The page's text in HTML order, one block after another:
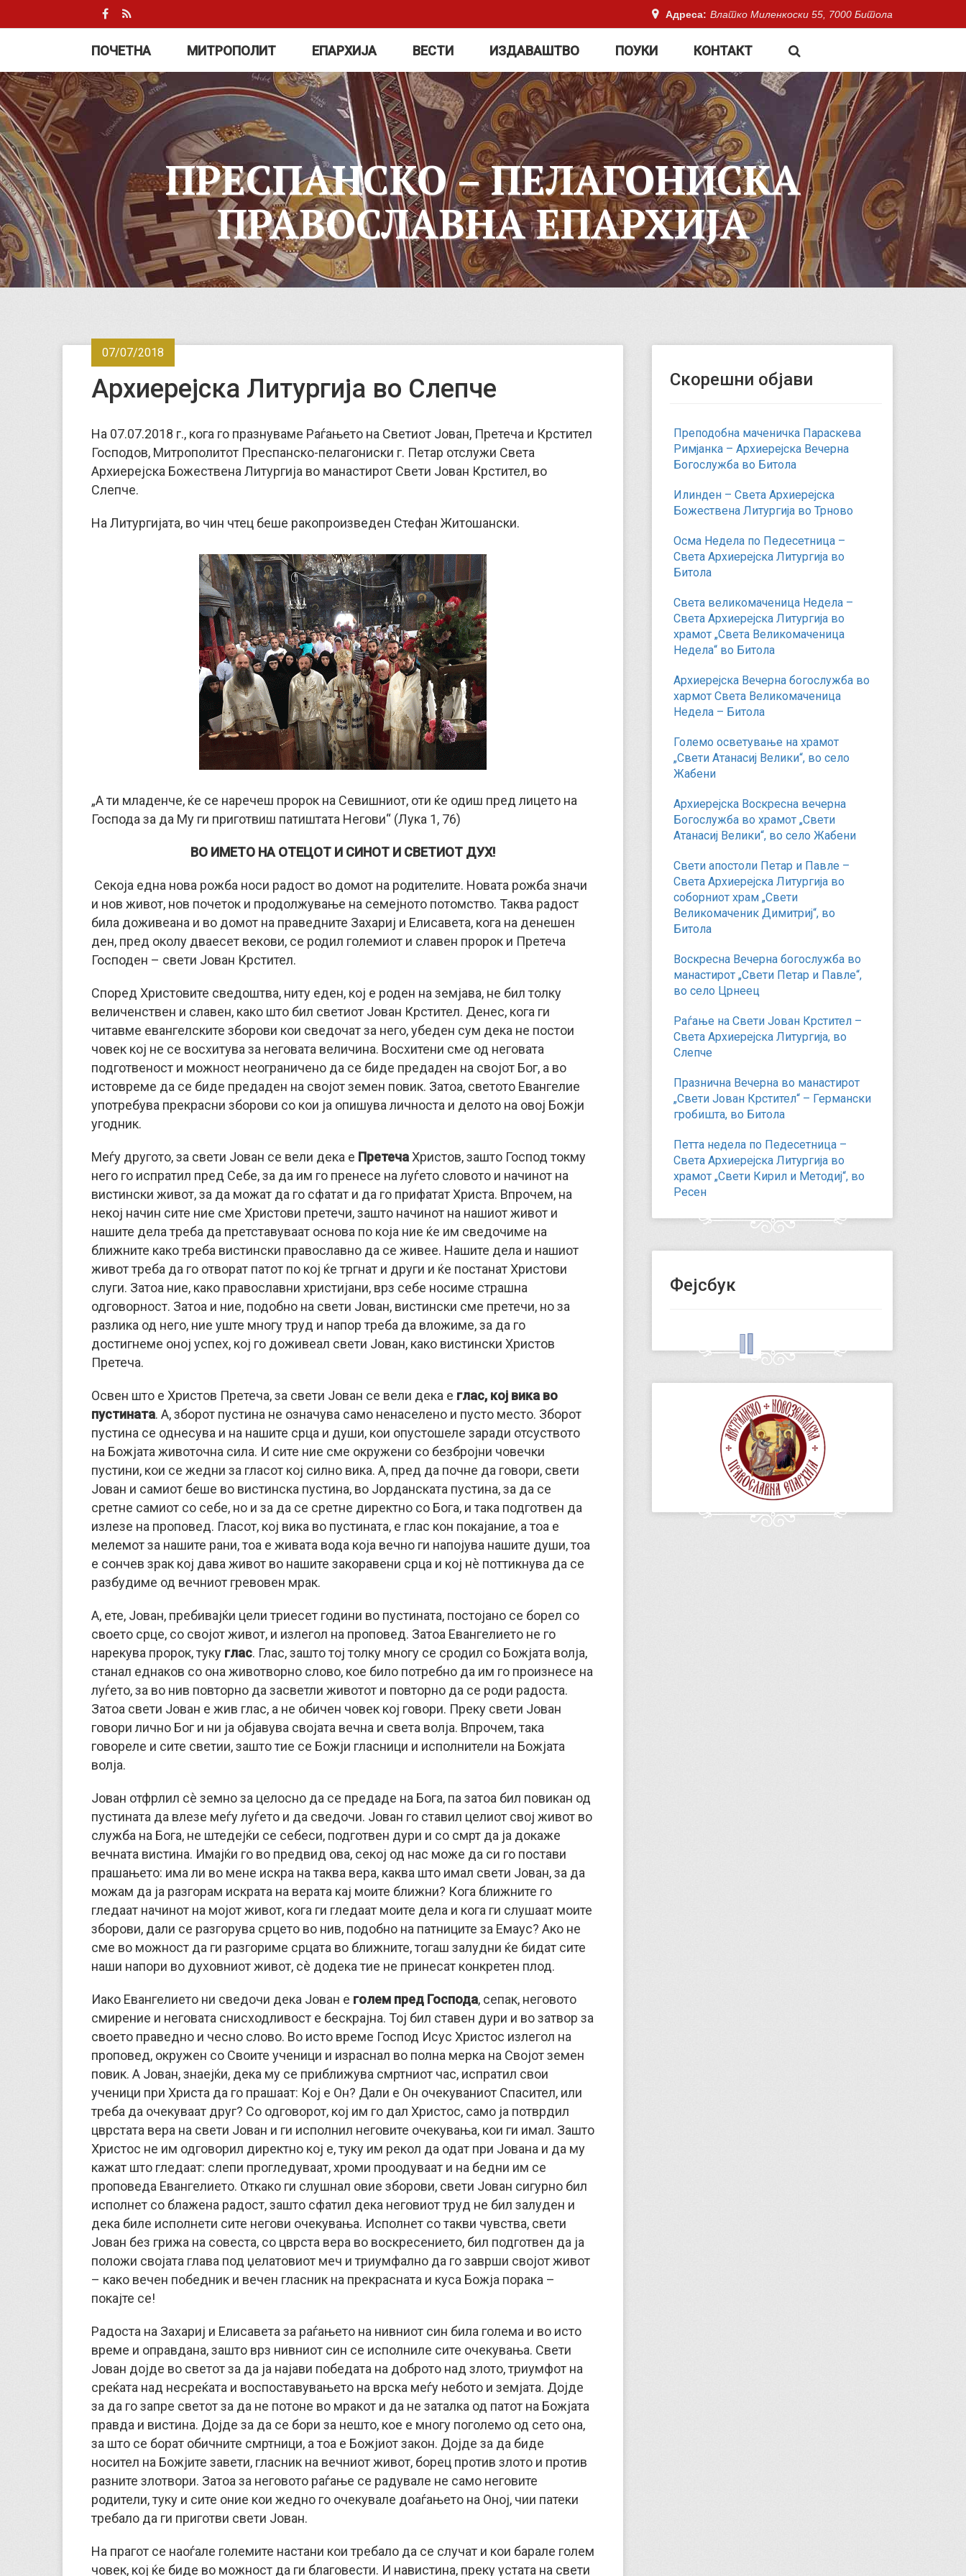
Адреса: Влатко Миленкоски 55, 7000 Битола
ПОЧЕТНА МИТРОПОЛИТ ЕПАРХИЈА ВЕСТИ ИЗДАВАШТВО ПОУКИ КОНТАКТ
ПРЕСПАНСКО – ПЕЛАГОНИСКА
ПРАВОСЛАВНА ЕПАРХИЈА
07/07/2018
Архиерејска Литургија во Слепче
На 07.07.2018 г., кога го празнуваме Раѓањето на Светиот Јован, Претеча и Крстител
Господов, Митрополитот Преспанско-пелагониски г. Петар отслужи Света
Архиерејска Божествена Литургија во манастирот Свети Јован Крстител, во
Слепче.
На Литургијата, во чин чтец беше ракопроизведен Стефан Житошански.
„А ти младенче, ќе се наречеш пророк на Севишниот, оти ќе одиш пред лицето на
Господа за да Му ги приготвиш патиштата Негови“ (Лука 1, 76)
ВО ИМЕТО НА ОТЕЦОТ И СИНОТ И СВЕТИОТ ДУХ!
Секоја една нова рожба носи радост во домот на родителите. Новата рожба значи
и нов живот, нов почеток и продолжување на семејното потомство. Таква радост
била доживеана и во домот на праведните Захариј и Елисавета, кога на денешен
ден, пред околу дваесет векови, се родил големиот и славен пророк и Претеча
Господен – свети Јован Крстител.
Според Христовите сведоштва, ниту еден, кој е роден на земјава, не бил толку
величенствен и славен, како што бил светиот Јован Крстител. Денес, кога ги
читавме евангелските зборови кои сведочат за него, убеден сум дека не постои
човек кој не се восхитува за неговата величина. Восхитени сме од неговата
подготвеност и можност неограничено да се биде предаден на својот Бог, а во
истовреме да се биде предаден на својот земен повик. Затоа, светото Евангелие
употребува прекрасни зборови со кои ја опишува личноста и делото на овој Божји
угодник.
Меѓу другото, за свети Јован се вели дека е ПретечаХристов, зашто Господ токму
него го испратил пред Себе, за да им го пренесе на луѓето словото и начинот на
вистински живот, за да можат да го сфатат и да го прифатат Христа. Впрочем, на
некој начин сите ние сме Христови претечи, зашто начинот на нашиот живот и
нашите дела треба да претставуваат основа по која ние ќе им сведочиме на
ближните како треба вистински православно да се живее. Нашите дела и нашиот
живот треба да го отворат патот по кој ќе тргнат и други и ќе постанат Христови
слуги. Затоа ние, како православни христијани, врз себе носиме страшна
одговорност. Затоа и ние, подобно на свети Јован, вистински сме претечи, но за
разлика од него, ние уште многу труд и напор треба да вложиме, за да го
достигнеме оној успех, кој го доживеал свети Јован, како вистински Христов
Претеча.
Освен што е Христов Претеча, за свети Јован се вели дека е глас, кој вика во
пустината. А, зборот пустина не означува само ненаселено и пусто место. Зборот
пустина се однесува и на нашите срца и души, кои опустошеле заради отсуството
на Божјата животочна сила. И сите ние сме окружени со безбројни човечки
пустини, кои се жедни за гласот кој силно вика. А, пред да почне да говори, свети
Јован и самиот беше во вистинска пустина, во Јорданската пустина, за да се
сретне самиот со себе, но и за да се сретне директно со Бога, и така подготвен да
излезе на проповед. Гласот, кој вика во пустината, е глас кон покајание, а тоа е
мелемот за нашите рани, тоа е живата вода која вечно ги напојува нашите души, тоа
е сончев зрак кој дава живот во нашите закоравени срца и кој нè поттикнува да се
разбудиме од вечниот гревовен мрак.
А, ете, Јован, пребивајќи цели триесет години во пустината, постојано се борел со
своето срце, со својот живот, и излегол на проповед. Затоа Евангелие­то не го
нарекува пророк, туку глас. Глас, зашто тој толку многу се сродил со Божјата волја,
станал еднаков со она животворно слово, кое било потребно да им го произнесе на
луѓето, за во нив повторно да засветли животот и повторно да се роди радоста.
Затоа свети Јован е жив глас, а не обичен човек кој говори. Преку свети Јован
говори лично Бог и ни ја објавува својата вечна и света волја. Впрочем, така
говореле и сите светии, зашто тие се Божји гласници и исполнители на Божјата
волја.
Јован отфрлил сè земно за целосно да се предаде на Бога, па затоа бил повикан од
пустината да влезе меѓу луѓето и да сведочи. Јован го ставил целиот свој живот во
служба на Бога, не штедејќи се себеси, подготвен дури и со смрт да ја докаже
вечната вистина. Имајќи го во предвид ова, секој од нас може да си го постави
прашањето: има ли во мене искра на таква вера, каква што имал свети Јован, за да
можам да ја разгорам искрата на верата кај моите ближни? Кога ближните го
гледаат начинот на мојот живот, кога ги гледаат моите дела и кога ги слушаат моите
зборови, дали се разгорува срцето во нив, подобно на патниците за Емаус? Ако не
сме во можност да ги разгориме срцата во ближните, тогаш залудни ќе бидат сите
наши напори во духовниот живот, сè додека тие не принесат конкретен плод.
Иако Евангелието ни сведочи дека Јован е голем пред Господа, сепак, неговото
смирение и неговата снисходливост е бескрај­на. Тој бил ставен дури и во затвор за
своето праведно и чесно слово. Во исто време Господ Исус Христос излегол на
проповед, окружен со Своите ученици и израснал во полна мерка на Својот земен
повик. А Јован, знаејќи, дека му се приближува смртниот час, испратил свои
ученици при Христа да го прашаат: Кој е Он? Дали е Он очекуваниот Спасител, или
треба да очекуваат друг? Со одговорот, кој им го дал Христос, само ја потврдил
цврстата вера на свети Јован и ги исполнил неговите очекувања, кои ги имал. Зашто
Христос не им одговорил директно кој е, туку им рекол да одат при Јована и да му
кажат што гледаат: слепи прогледуваат, хроми проодуваат и на бедни им се
проповеда Евангелието. Откако ги слушнал овие зборови, свети Јован сигурно бил
исполнет со блажена радост, зашто сфатил дека неговиот труд не бил залуден и
дека биле исполнети сите негови очекувања. Исполнет со такви чувства, свети
Јован без грижа на совеста, со цврста вера во воскресението, бил подготвен да ја
положи својата глава под џелатовиот меч и триумфално да го заврши својот живот
– како вечен победник и вечен гласник на прекрасната и куса Божја порака –
покајте се!
Радоста на Захариј и Елисавета за раѓањето на нивниот син била голема и во исто
време и оправдана, зашто врз нивниот син се исполниле сите очекувања. Свети
Јован дојде во светот за да ја најави победата на доброто над злото, триумфот на
среќата над несреќата и воспоставувањето на врска меѓу небото и земјата. Дојде
за да го запре светот за да не потоне во мракот и да не заталка од патот на Божјата
правда и вистина. Дојде за да се бори за нешто, кое е многу поголемо од сето она,
за што се борат обичните смртници, а тоа е Божјиот закон. Дојде за да биде
носител на Божјите завети, гласник на вечниот живот, борец против злото и против
разните злотвори. Затоа за неговото раѓање се радувале не само неговите
родители, туку и сите оние кои жедно го очекувале доаѓањето на Оној, чии патеки
требало да ги приготви свети Јован.
На прагот се наоѓале големите настани кои требало да се случат и кои барале голем
човек, кој ќе биде во можност да ги благовести. И навистина, преку устата на свети
Скорешни објави
Преподобна маченичка Параскева
Римјанка – Архиерејска Вечерна
Богослужба во Битола
Илинден – Света Архиерејска
Божествена Литургија во Трново
Осма Недела по Педесетница –
Света Архиерејска Литургија во
Битола
Света великомаченица Недела –
Света Архиерејска Литургија во
храмот „Света Великомаченица
Недела“ во Битола
Архиерејска Вечерна богослужба во
хармот Света Великомаченица
Недела – Битола
Големо осветување на храмот
„Свети Атанасиј Велики“, во село
Жабени
Архиерејска Воскресна вечерна
Богослужба во храмот „Свети
Атанасиј Велики“, во село Жабени
Свети апостоли Петар и Павле –
Света Архиерејска Литургија во
соборниот храм „Свети
Великомаченик Димитриј“, во
Битола
Воскресна Вечерна богослужба во
манастирот „Свети Петар и Павле“,
во село Црнеец
Раѓање на Свети Јован Крстител –
Света Архиерејска Литургија, во
Слепче
Празнична Вечерна во манастирот
„Свети Јован Крстител“ – Германски
гробишта, во Битола
Петта недела по Педесетница –
Света Архиерејска Литургија во
храмот „Свети Кирил и Методиј“, во
Ресен
Фејсбук